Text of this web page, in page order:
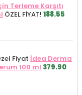
Terleme Karşıtı
ÖZEL FİYAT! 188.55
Fiyat İdea Derma
100 ml 379.90